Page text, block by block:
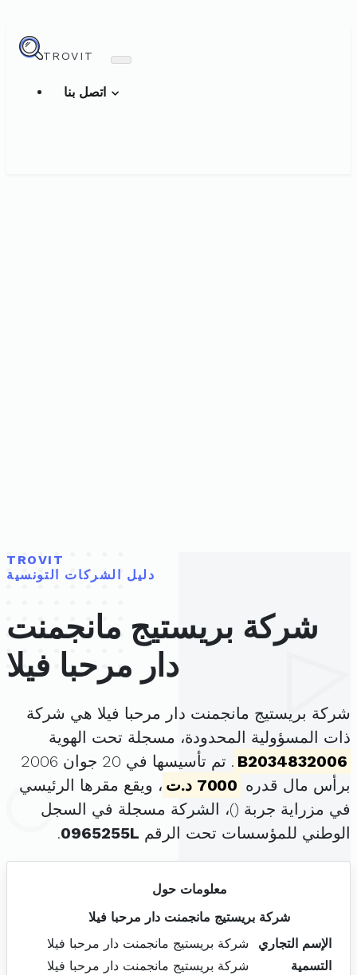
TROVIT
TROVIT
دليل الشركات التونسية
شركة بريستيج مانجمنت
دار مرحبا فيلا
شركة بريستيج مانجمنت دار مرحبا فيلا هي شركة
ذات المسؤولية المحدودة، مسجلة تحت الهوية
B2034832006
. تم تأسيسها في 20 جوان 2006
برأس مال قدره 7000 د.ت
، ويقع مقرها الرئيسي
في مزراية جربة ()، الشركة مسجلة في السجل
الوطني للمؤسسات تحت الرقم 0965255L
.
معلومات حول
شركة بريستيج مانجمنت دار مرحبا فيلا
الإسم التجاري
شركة بريستيج مانجمنت دار مرحبا فيلا
التسمية
شركة بريستيج مانجمنت دار مرحبا فيلا